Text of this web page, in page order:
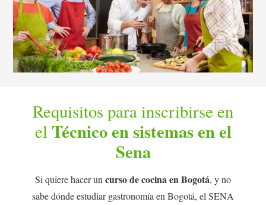
Requisitos para inscribirse en
el Técnico en sistemas en el
Sena
Si quiere hacer un curso de cocina en Bogotá, y no
sabe dónde estudiar gastronomía en Bogotá, el SENA